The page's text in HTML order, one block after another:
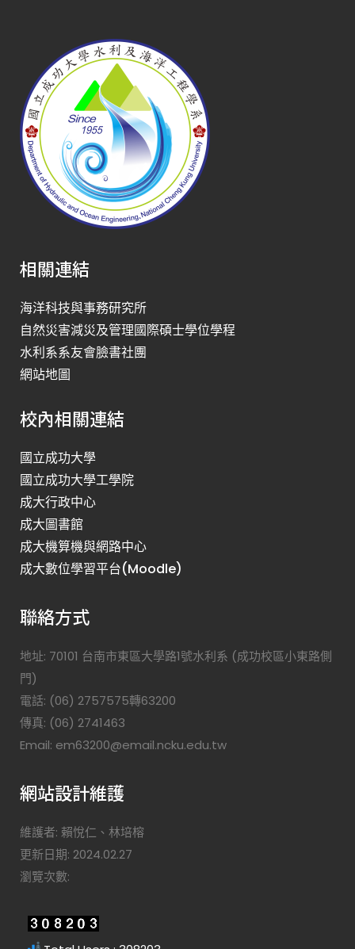
相關連結
海洋科技與事務研究所
自然災害減災及管理國際碩士學位學程
水利系系友會臉書社團
網站地圖
校內相關連結
國立成功大學
國立成功大學工學院
成大行政中心
成大圖書館
成大機算機與網路中心
成大數位學習平台(Moodle)
聯絡方式
地址: 70101 台南市東區大學路1號水利系 (成功校區小東路側
門)
電話: (06) 2757575轉63200
傳真: (06) 2741463
Email: em63200@email.ncku.edu.tw
網站設計維護
維護者: 賴悅仁、林培榕
更新日期: 2024.02.27
瀏覽次數: